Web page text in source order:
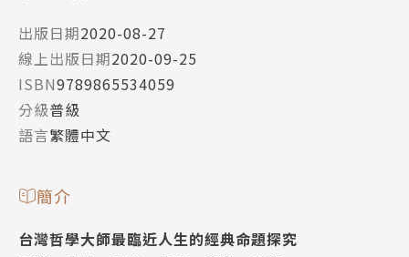
出版日期2020-08-27
線上出版日期2020-09-25
ISBN9789865534059
分級普級
語言繁體中文
簡介
台灣哲學大師最臨近人生的經典命題探究